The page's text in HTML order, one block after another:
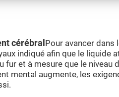
cérébral Pour avancer dans
indiqué afin que le liquide
fur et à mesure que le niveau
mental augmente, les